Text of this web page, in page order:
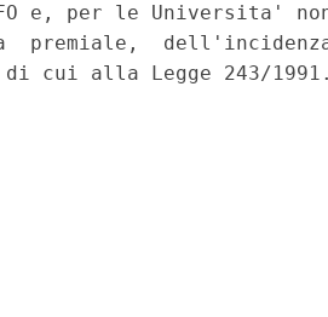
e, per le Universita'
premiale,